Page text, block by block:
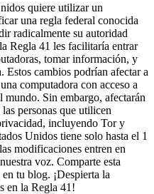
quiere utilizar un
una regla federal conocida
radicalmente su autoridad
Regla 41 les facilitaría entrar
tomar información, y
Estos cambios podrían afectar a
computadora con acceso a
Sin embargo, afectarán
personas que utilicen
incluyendo Tor y
Unidos tiene solo hasta el 1
modificaciones entren en
voz. Comparte esta
tu blog. ¡Despierta la
en la Regla 41!